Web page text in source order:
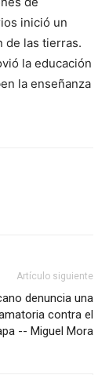
inició un
de las tierras.
la educación
la enseñanza
Artículo siguiente
denuncia una
contra el
-- Miguel Mora